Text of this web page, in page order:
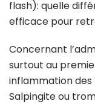
flash): quelle
efficace pour
Concernant
surtout au
inflammation
Salpingite ou